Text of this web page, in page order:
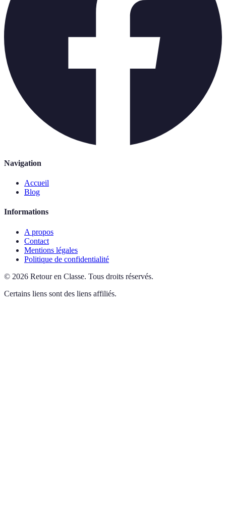
Navigation
Accueil
Blog
Informations
A propos
Contact
Mentions légales
Politique de confidentialité
© 2026 Retour en Classe. Tous droits réservés.
Certains liens sont des liens affiliés.